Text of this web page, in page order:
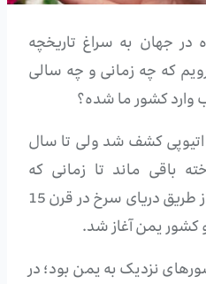
جهان به سراغ تاریخچه
که چه زمانی و چه سالی
وارد کشور ما شده؟
اتیوپی کشف شد ولی تا سال
باقی ماند تا زمانی که
دانه‌های قهوه و تجارت آن از طریق دریای سرخ در قرن 15
کشور یمن آغاز شد.
نزدیک به یمن بود؛ در